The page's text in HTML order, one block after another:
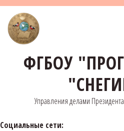
ФГБОУ
Управления делами
Социальные сети: